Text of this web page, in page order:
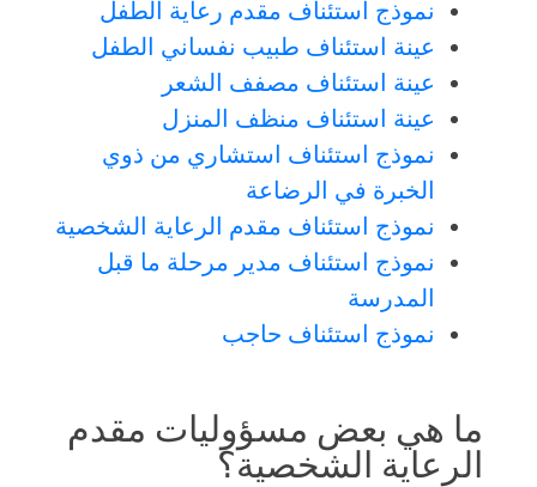
نموذج استئناف مقدم رعاية الطفل
عينة استئناف طبيب نفساني الطفل
عينة استئناف مصفف الشعر
عينة استئناف منظف المنزل
نموذج استئناف استشاري من ذوي
الخبرة في الرضاعة
نموذج استئناف مقدم الرعاية الشخصية
نموذج استئناف مدير مرحلة ما قبل
المدرسة
نموذج استئناف حاجب
ما هي بعض مسؤوليات مقدم
الرعاية الشخصية؟